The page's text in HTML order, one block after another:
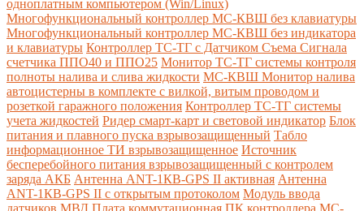
одноплатным компьютером (Win/Linux)
Многофункциональный контроллер МС-КВШ без клавиатуры
Многофункциональный контроллер МС-КВШ без индикатора
и клавиатуры Контроллер ТС-ТГ с Датчиком Съема Сигнала
счетчика ППО40 и ППО25 Монитор ТС-ТГ системы контроля
полноты налива и слива жидкости МС-КВШ Монитор налива
автоцистерны в комплекте с вилкой, витым проводом и
розеткой гаражного положения Контроллер ТС-ТГ системы
учета жидкостей Ридер смарт-карт и световой индикатор Блок
питания и плавного пуска взрывозащищенный Табло
информационное ТИ взрывозащищенное Источник
бесперебойного питания взрывозащищенный с контролем
заряда АКБ Антенна ANT-1КВ-GPS II активная Антенна
ANT-1КВ-GPS II с открытым протоколом Модуль ввода
датчиков МВД Плата коммутационная ПК контроллера МС-